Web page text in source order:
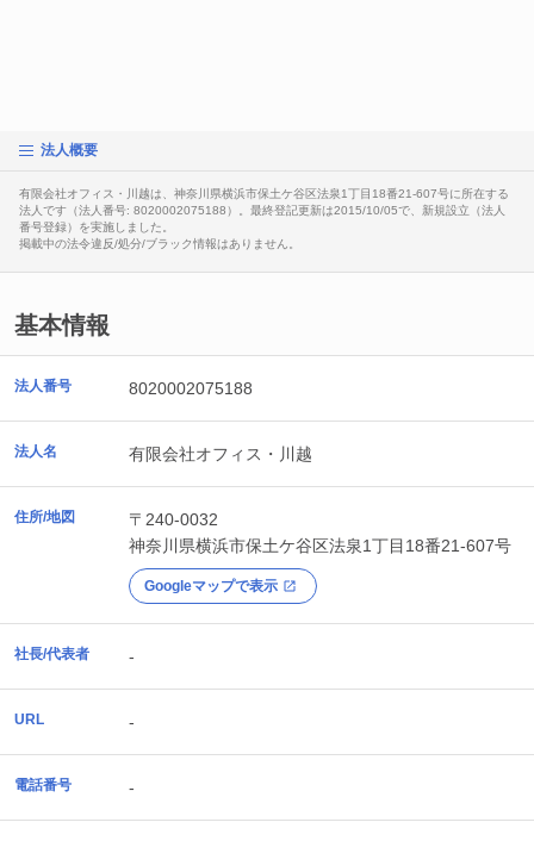
法人概要
有限会社オフィス・川越は、神奈川県横浜市保土ケ谷区法泉1丁目18番21-607号に所在する
法人です（法人番号: 8020002075188）。最終登記更新は2015/10/05で、新規設立（法人
番号登録）を実施しました。
掲載中の法令違反/処分/ブラック情報はありません。
基本情報
法人番号 8020002075188
法人名 有限会社オフィス・川越
住所/地図
〒240-0032
神奈川県横浜市保土ケ谷区法泉1丁目18番21-607号
Googleマップで表示
社長/代表者 -
URL -
電話番号 -